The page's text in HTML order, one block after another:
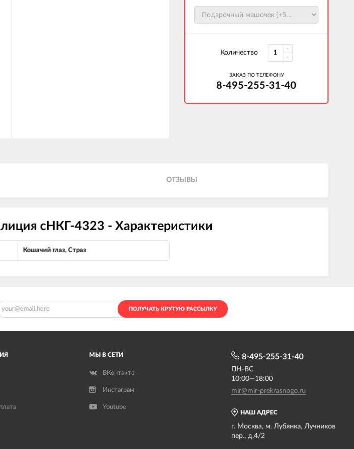
Количество
ЗАКАЗ ПО ТЕЛЕФОНУ
8-495-255-31-40
ОТЗЫВЫ
сНКГ-4323 - Характеристики
Кошачий глаз, Страз
ПОЛУЧАТЬ КРУТУЮ РАССЫЛКУ
МЫ В СЕТИ
ВКонтакте
Инстаграм
Youtube
НАШ АДРЕС
г. Москва, м. Лубянка, Лучников
пер., д.4/2
8-495-255-31-40
ПН-ВС
10:00—18:00
mir@mir-prekrasnogo.ru